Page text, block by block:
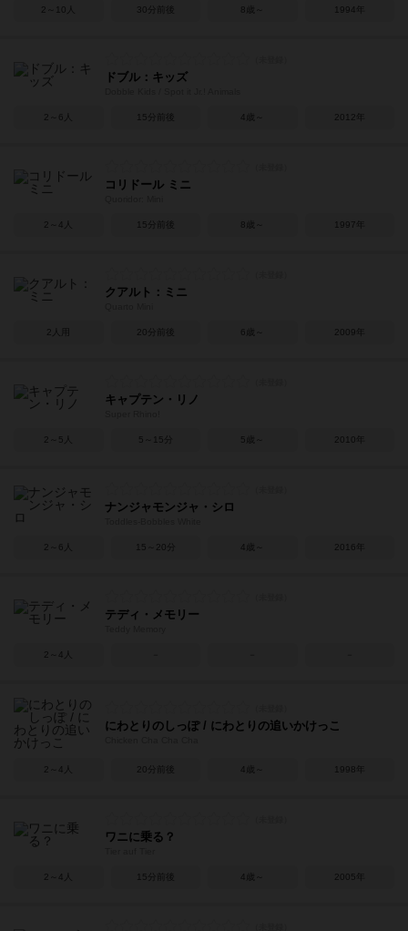
2～10人 30分前後 8歳～ 1994年
ドブル：キッズ
2～6人 15分前後 4歳～ 2012年
コリドール ミニ
2～4人 15分前後 8歳～ 1997年
クアルト：ミニ
2人用 20分前後 6歳～ 2009年
キャプテン・リノ
2～5人 5～15分 5歳～ 2010年
ナンジャモンジャ・シロ
2～6人 15～20分 4歳～ 2016年
テディ・メモリー
2～4人
にわとりのしっぽ / にわとりの追いかけっこ
2～4人 20分前後 4歳～ 1998年
ワニに乗る？
2～4人 15分前後 4歳～ 2005年